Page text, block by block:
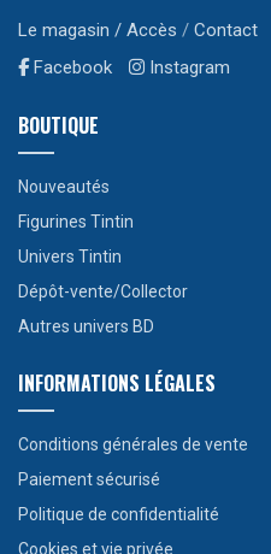
Le magasin / Accès / Contact
Facebook
Instagram
BOUTIQUE
Nouveautés
Figurines Tintin
Univers Tintin
Dépôt-vente/Collector
Autres univers BD
INFORMATIONS LÉGALES
Conditions générales de vente
Paiement sécurisé
Politique de confidentialité
Cookies et vie privée